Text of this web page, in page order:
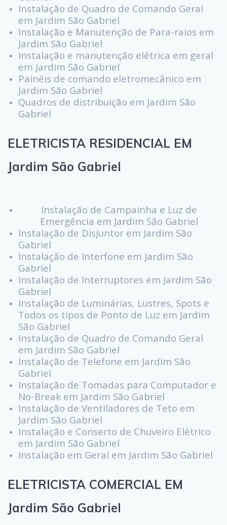
Instalação de Quadro de Comando Geral
em Jardim São Gabriel
Instalação e Manutenção de Para-raios em
Jardim São Gabriel
Instalação e manutenção elétrica em geral
em Jardim São Gabriel
Painéis de comando eletromecânico em
Jardim São Gabriel
Quadros de distribuição em Jardim São
Gabriel
ELETRICISTA RESIDENCIAL EM
Jardim São Gabriel
Instalação de Campainha e Luz de
Emergência em Jardim São Gabriel
Instalação de Disjuntor em Jardim São
Gabriel
Instalação de Interfone em Jardim São
Gabriel
Instalação de Interruptores em Jardim São
Gabriel
Instalação de Luminárias, Lustres, Spots e
Todos os tipos de Ponto de Luz em Jardim
São Gabriel
Instalação de Quadro de Comando Geral
em Jardim São Gabriel
Instalação de Telefone em Jardim São
Gabriel
Instalação de Tomadas para Computador e
No-Break em Jardim São Gabriel
Instalação de Ventiladores de Teto em
Jardim São Gabriel
Instalação e Conserto de Chuveiro Elétrico
em Jardim São Gabriel
Instalação em Geral em Jardim São Gabriel
ELETRICISTA COMERCIAL EM
Jardim São Gabriel